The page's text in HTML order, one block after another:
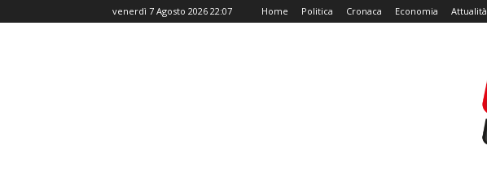
venerdì 7 Agosto 2026 22:07 Home Politica Cronaca Economia Attualità